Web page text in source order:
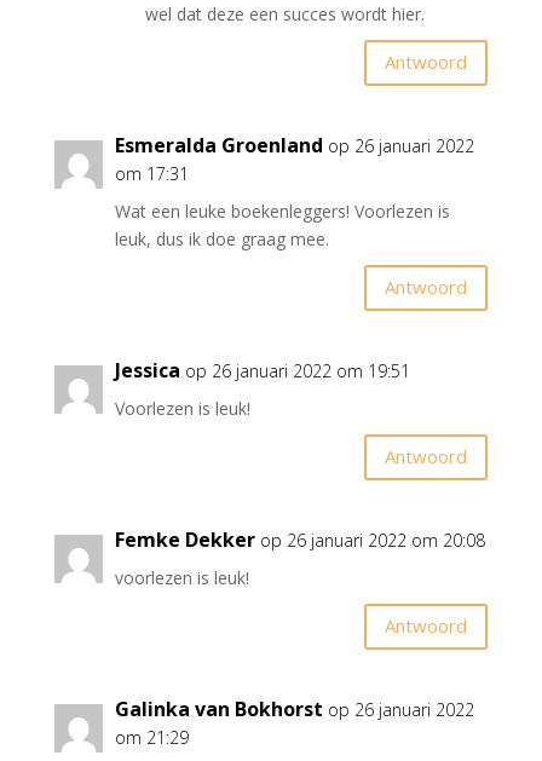
wel dat deze een succes wordt hier.
Antwoord
Esmeralda Groenland op 26 januari 2022
om 17:31
Wat een leuke boekenleggers! Voorlezen is
leuk, dus ik doe graag mee.
Antwoord
Jessica op 26 januari 2022 om 19:51
Voorlezen is leuk!
Antwoord
Femke Dekker op 26 januari 2022 om 20:08
voorlezen is leuk!
Antwoord
Galinka van Bokhorst op 26 januari 2022
om 21:29